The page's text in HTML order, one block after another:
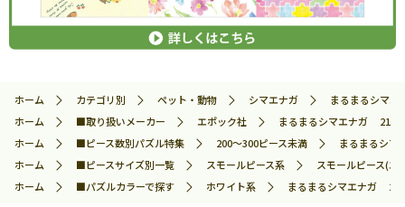
ホーム カテゴリ別 ペット・動物 シマエナガ
まるまるシマ
ホーム
■取り扱いメーカー エポック社
まるまるシマエナガ 216
ホーム
■ピース数別パズル特集 200～300ピース未満
まるまるシ
ホーム
■ピースサイズ別一覧 スモールピース系
スモールピース(エ
ホーム
■パズルカラーで探す ホワイト系 まるまるシマエナガ